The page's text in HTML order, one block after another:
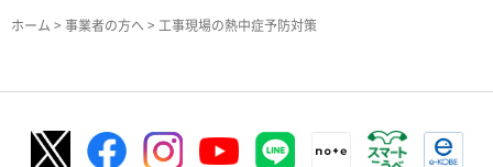
ホーム > 事業者の方へ > 工事現場の熱中症予防対策